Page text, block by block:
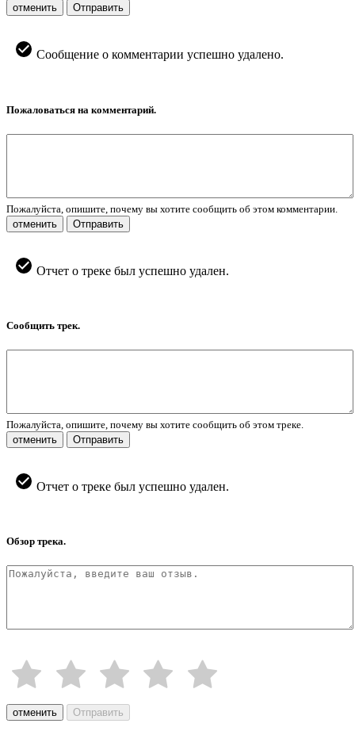
отменить Отправить
Сообщение о комментарии успешно удалено.
Пожаловаться на комментарий.
Пожалуйста, опишите, почему вы хотите сообщить об этом комментарии.
отменить
Отправить
Отчет о треке был успешно удален.
Сообщить трек.
Пожалуйста, опишите, почему вы хотите сообщить об этом треке.
отменить
Отправить
Отчет о треке был успешно удален.
Обзор трека.
отменить Отправить